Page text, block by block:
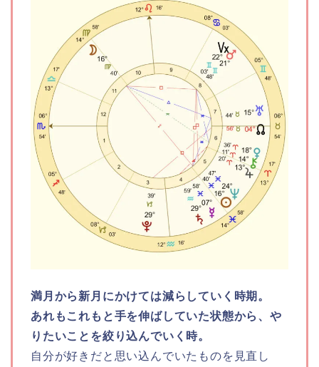
満月から新月にかけては減らしていく時期。
あれもこれもと手を伸ばしていた状態から、や
りたいことを絞り込んでいく時。
自分が好きだと思い込んでいたものを見直し